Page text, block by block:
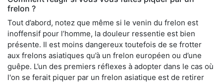
frelon ?
Tout d’abord, notez que même si le venin du frelon est
inoffensif pour l’homme, la douleur ressentie est bien
présente. Il est moins dangereux toutefois de se frotter
aux frelons asiatiques qu’à un frelon européen ou d’une
guêpe. L’un des premiers réflexes à adopter dans le cas où
l'on se ferait piquer par un frelon asiatique est de retirer